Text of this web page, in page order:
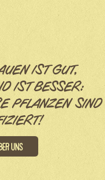
IST GUT,
IST BESSER:
PFLANZEN SIND
uns